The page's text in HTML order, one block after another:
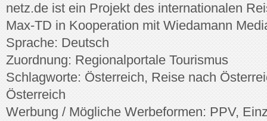
netz.de ist ein Projekt des internationalen
Max-TD in Kooperation mit Wiedamann
Sprache: Deutsch
Zuordnung: Regionalportale Tourismus
Schlagworte: Österreich, Reise nach
Österreich
Werbung / Mögliche Werbeformen: PPV,